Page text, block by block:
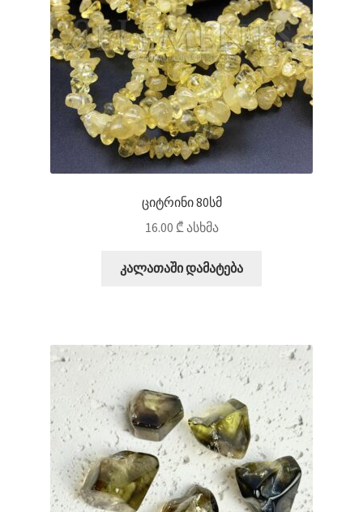
ციტრინი 80სმ
16.00 ₾ ასხმა
კალათაში დამატება